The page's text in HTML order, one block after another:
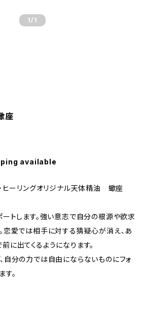
1 /1
座
available
・ヒーリングオリジナル天体精油 蠍座
ートします。強い意志で自分の根源や欲求
恋愛では相手に対する猜疑心が消え、あ
に出てくるようになります。
自分の力では自由にならないものにフォ
す。